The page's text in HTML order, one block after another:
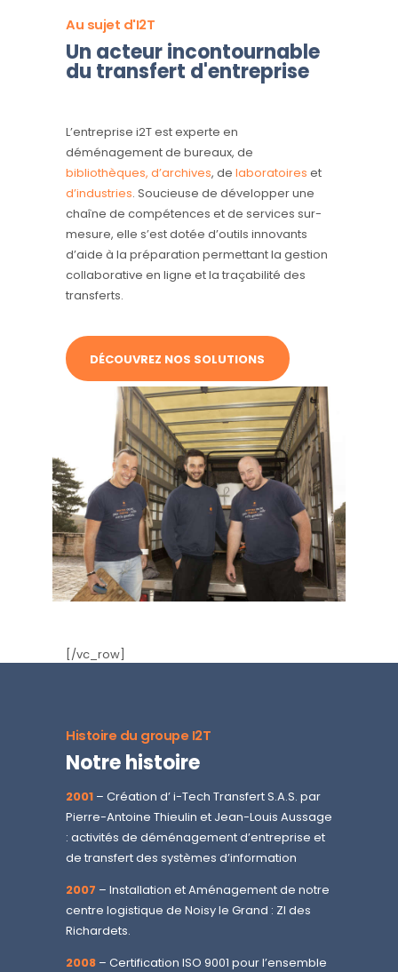
Au sujet d'I2T
Un acteur incontournable
du transfert d'entreprise
L’entreprise i2T est experte en
déménagement de bureaux, de
bibliothèques, d’archives, de laboratoires et
d’industries. Soucieuse de développer une
chaîne de compétences et de services sur-
mesure, elle s’est dotée d’outils innovants
d’aide à la préparation permettant la gestion
collaborative en ligne et la traçabilité des
transferts.
DÉCOUVREZ NOS SOLUTIONS
[/vc_row]
Histoire du groupe I2T
Notre histoire
2001 – Création d’ i-Tech Transfert S.A.S. par
Pierre-Antoine Thieulin et Jean-Louis Aussage
: activités de déménagement d’entreprise et
de transfert des systèmes d’information
2007 – Installation et Aménagement de notre
centre logistique de Noisy le Grand : ZI des
Richardets.
2008 – Certification ISO 9001 pour l’ensemble